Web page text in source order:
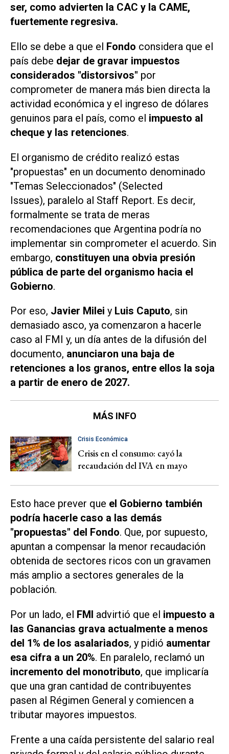
ser, como advierten la CAC y la CAME,
fuertemente regresiva.
Ello se debe a que el Fondo considera que el
país debe dejar de gravar impuestos
considerados "distorsivos" por
comprometer de manera más bien directa la
actividad económica y el ingreso de dólares
genuinos para el país, como el impuesto al
cheque y las retenciones.
El organismo de crédito realizó estas
"propuestas" en un documento denominado
"Temas Seleccionados" (Selected
Issues), paralelo al Staff Report. Es decir,
formalmente se trata de meras
recomendaciones que Argentina podría no
implementar sin comprometer el acuerdo. Sin
embargo, constituyen una obvia presión
pública de parte del organismo hacia el
Gobierno.
Por eso, Javier Milei y Luis Caputo, sin
demasiado asco, ya comenzaron a hacerle
caso al FMI y, un día antes de la difusión del
documento, anunciaron una baja de
retenciones a los granos, entre ellos la soja
a partir de enero de 2027.
MÁS INFO
Crisis Económica
Crisis en el consumo: cayó la
recaudación del IVA en mayo
Esto hace prever que el Gobierno también
podría hacerle caso a las demás
"propuestas" del Fondo. Que, por supuesto,
apuntan a compensar la menor recaudación
obtenida de sectores ricos con un gravamen
más amplio a sectores generales de la
población.
Por un lado, el FMI advirtió que el impuesto a
las Ganancias grava actualmente a menos
del 1% de los asalariados, y pidió aumentar
esa cifra a un 20%. En paralelo, reclamó un
incremento del monotributo, que implicaría
que una gran cantidad de contribuyentes
pasen al Régimen General y comiencen a
tributar mayores impuestos.
Frente a una caída persistente del salario real